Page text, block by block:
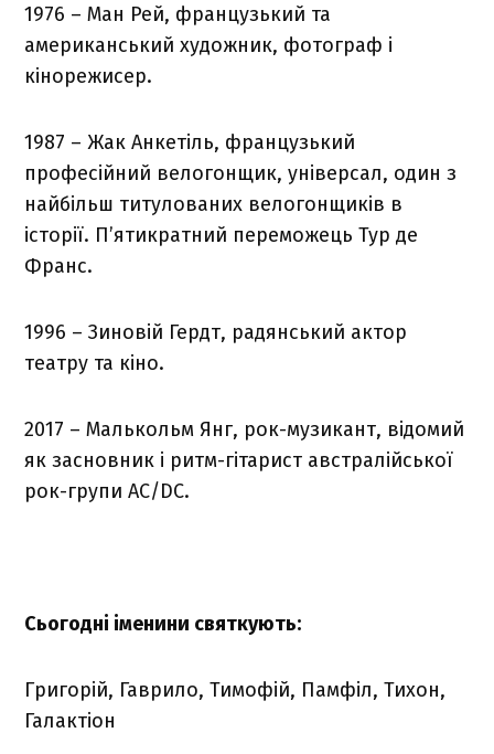
1976 – Ман Рей, французький та
американський художник, фотограф і
кінорежисер.
1987 – Жак Анкетіль, французький
професійний велогонщик, універсал, один з
найбільш титулованих велогонщиків в
історії. П’ятикратний переможець Тур де
Франс.
1996 – Зиновій Гердт, радянський актор
театру та кіно.
2017 – Малькольм Янг, рок-музикант, відомий
як засновник і ритм-гітарист австралійської
рок-групи AC/DC.
Сьогодні іменини святкують:
Григорій, Гаврило, Тимофій, Памфіл, Тихон,
Галактіон